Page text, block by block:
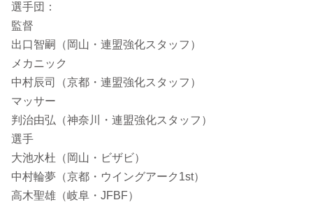
選手団：
監督
出口智嗣（岡山・連盟強化スタッフ）
メカニック
中村辰司（京都・連盟強化スタッフ）
マッサー
判治由弘（神奈川・連盟強化スタッフ）
選手
大池水杜（岡山・ビザビ）
中村輪夢（京都・ウイングアーク1st）
高木聖雄（岐阜・JFBF）